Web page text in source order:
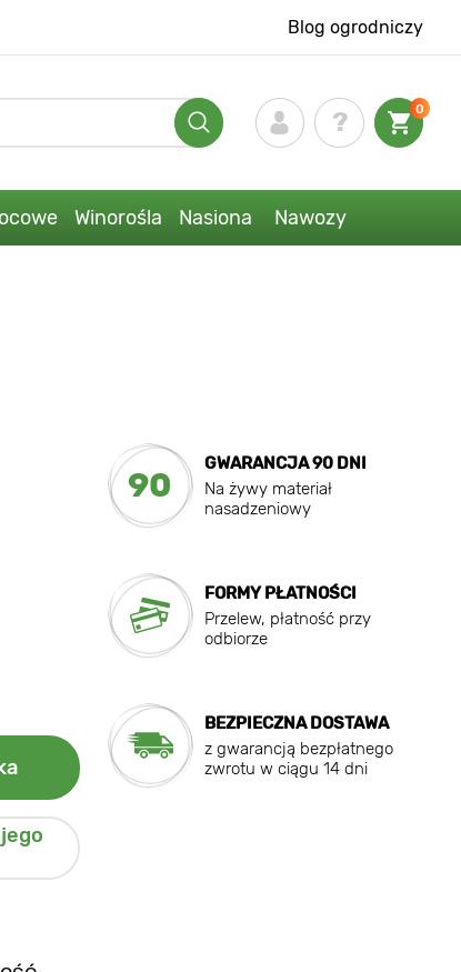
Blog ogrodniczy
0
Winorośla Nasiona Nawozy
90
GWARANCJA 90 DNI
Na żywy materiał
nasadzeniowy
FORMY PŁATNOŚCI
Przelew, płatność przy
odbiorze
BEZPIECZNA DOSTAWA
z gwarancją bezpłatnego
zwrotu w ciągu 14 dni